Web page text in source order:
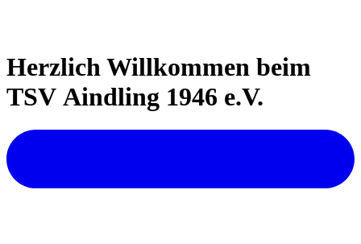
Herzlich Willkommen beim
TSV Aindling 1946 e.V.